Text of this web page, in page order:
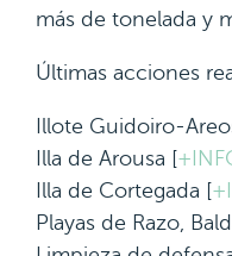
más de tonelada y
Últimas acciones
Illote Guidoiro-
Illa de Arousa [
Illa de Cortegada [
Playas de Razo,